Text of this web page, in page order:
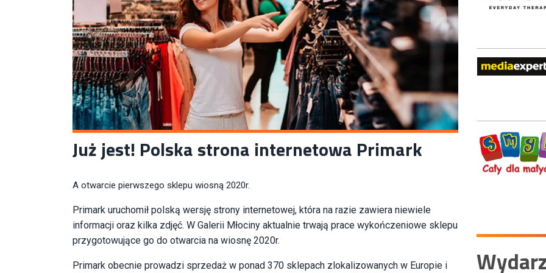
Już jest! Polska strona internetowa Primark
A otwarcie pierwszego sklepu wiosną 2020r.
Primark uruchomił polską wersję strony internetowej, która na razie zawiera niewiele
informacji oraz kilka zdjęć. W Galerii Młociny aktualnie trwają prace wykończeniowe sklepu
przygotowujące go do otwarcia na wiosnę 2020r.
Primark obecnie prowadzi sprzedaż w ponad 370 sklepach zlokalizowanych w Europie i